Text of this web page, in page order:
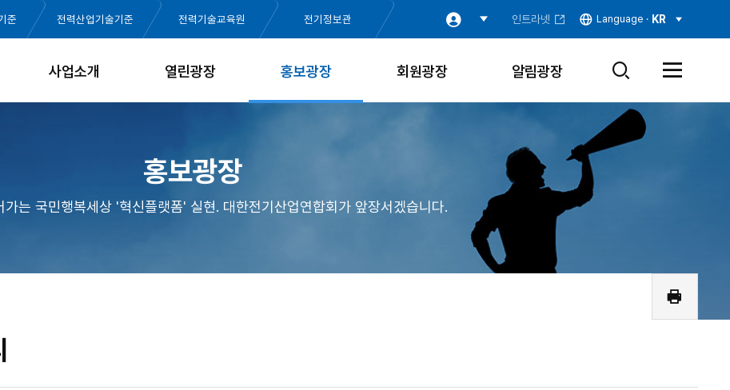
준 전력산업기술기준 전력기술교육원 전기정보관 인트라넷 Language · KR
사업소개 열린광장 홍보광장 회원광장 알림광장
검
창
기
전
홍보광장
가는 국민행복세상 '혁신플랫폼' 실현. 대한전기산업연합회가 앞장서겠습니다.
인
쇄